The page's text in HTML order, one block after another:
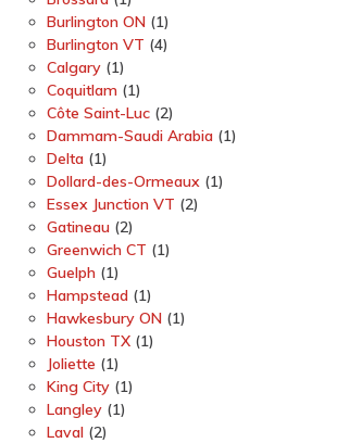
Burlington ON(1)
Burlington VT (4)
Calgary(1)
Coquitlam(1)
Côte Saint-Luc(2)
Dammam-Saudi Arabia(1)
Delta(1)
Dollard-des-Ormeaux(1)
Essex Junction VT (2)
Gatineau(2)
Greenwich CT (1)
Guelph(1)
Hampstead(1)
Hawkesbury ON(1)
Houston TX(1)
Joliette (1)
King City(1)
Langley(1)
Laval(2)